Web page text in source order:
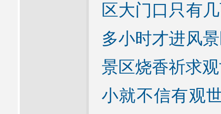
区大门口只有
多小时才进风
景区烧香祈求
小就不信有观